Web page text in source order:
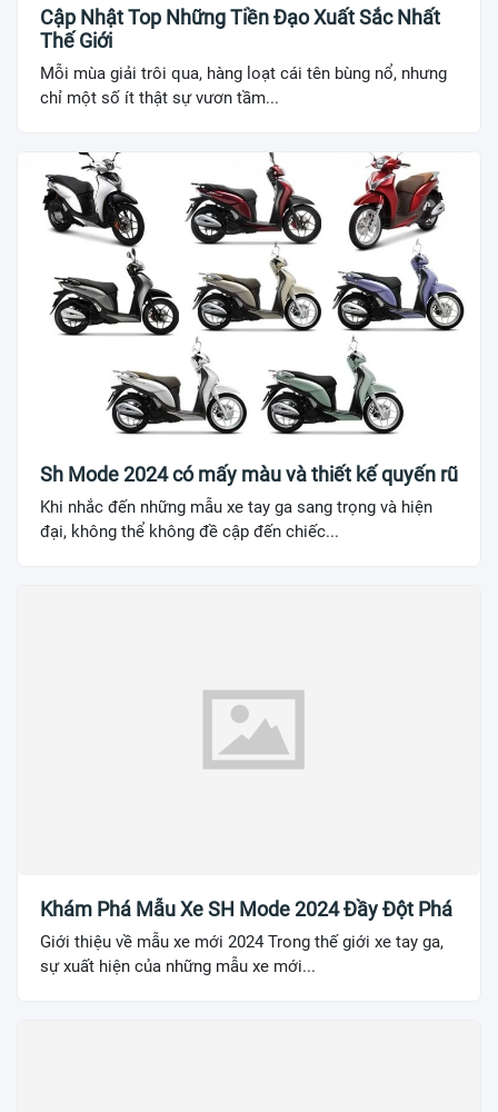
Cập Nhật Top Những Tiền Đạo Xuất Sắc Nhất
Thế Giới
Mỗi mùa giải trôi qua, hàng loạt cái tên bùng nổ, nhưng
chỉ một số ít thật sự vươn tầm...
Sh Mode 2024 có mấy màu và thiết kế quyến rũ
Khi nhắc đến những mẫu xe tay ga sang trọng và hiện
đại, không thể không đề cập đến chiếc...
Khám Phá Mẫu Xe SH Mode 2024 Đầy Đột Phá
Giới thiệu về mẫu xe mới 2024 Trong thế giới xe tay ga,
sự xuất hiện của những mẫu xe mới...